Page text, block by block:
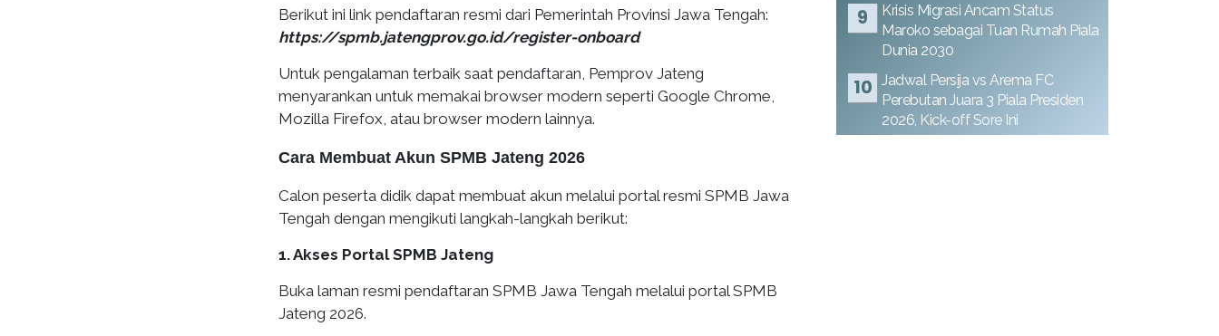
Berikut ini link pendaftaran resmi dari Pemerintah Provinsi Jawa Tengah:
https://spmb.jatengprov.go.id/register-onboard
Untuk pengalaman terbaik saat pendaftaran, Pemprov Jateng
menyarankan untuk memakai browser modern seperti Google Chrome,
Mozilla Firefox, atau browser modern lainnya.
Cara Membuat Akun SPMB Jateng 2026
Calon peserta didik dapat membuat akun melalui portal resmi SPMB Jawa
Tengah dengan mengikuti langkah-langkah berikut:
1. Akses Portal SPMB Jateng
Buka laman resmi pendaftaran SPMB Jawa Tengah melalui portal SPMB
Jateng 2026.
Krisis Migrasi Ancam Status
Maroko sebagai Tuan Rumah Piala
Dunia 2030
Jadwal Persija vs Arema FC
Perebutan Juara 3 Piala Presiden
2026, Kick-off Sore Ini